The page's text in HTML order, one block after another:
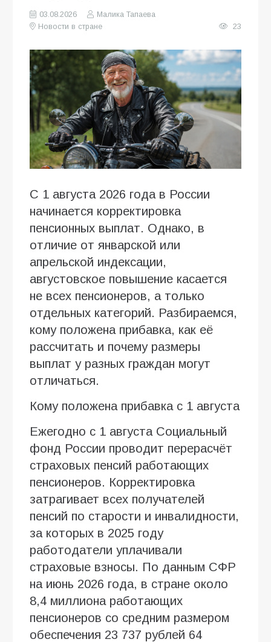
03.08.2026
Малика Тапаева
Новости в стране
23
С 1 августа 2026 года в России
начинается корректировка
пенсионных выплат. Однако, в
отличие от январской или
апрельской индексации,
августовское повышение касается
не всех пенсионеров, а только
отдельных категорий. Разбираемся,
кому положена прибавка, как её
рассчитать и почему размеры
выплат у разных граждан могут
отличаться.
Кому положена прибавка с 1 августа
Ежегодно с 1 августа Социальный
фонд России проводит перерасчёт
страховых пенсий работающих
пенсионеров. Корректировка
затрагивает всех получателей
пенсий по старости и инвалидности,
за которых в 2025 году
работодатели уплачивали
страховые взносы. По данным СФР
на июнь 2026 года, в стране около
8,4 миллиона работающих
пенсионеров со средним размером
обеспечения 23 737 рублей 64